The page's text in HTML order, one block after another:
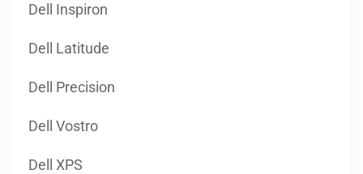
Dell Inspiron
Dell Latitude
Dell Precision
Dell Vostro
Dell XPS